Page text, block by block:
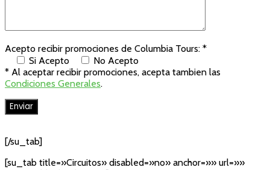
Acepto recibir promociones de Columbia Tours: *
Si Acepto
No Acepto
* Al aceptar recibir promociones, acepta tambien las
Condiciones Generales.
[/su_tab]
[su_tab title=»Circuitos» disabled=»no» anchor=»» url=»»